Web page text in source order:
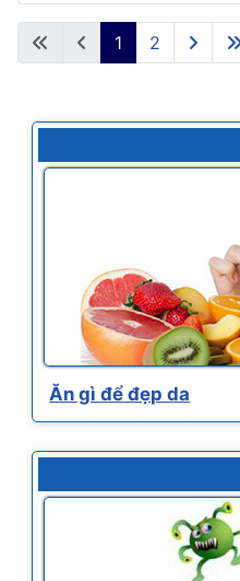
1 2
Ăn gì để đẹp da